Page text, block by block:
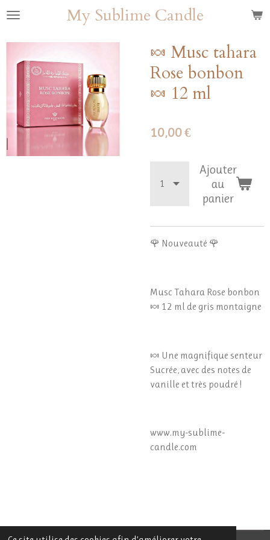
Passer
contenu
My Sublime Candle
🍬 Musc tahara
Rose bonbon
🍬 12 ml
10,00 €
Ajouter
au
panier
🌹 Nouveauté 🌹
Musc Tahara Rose bonbon
🍬 12 ml de gris montaigne
🍬 Une magnifique senteur
Sucrée, avec des notes de
vanille et très poudré !
www.my-sublime-
candle.com